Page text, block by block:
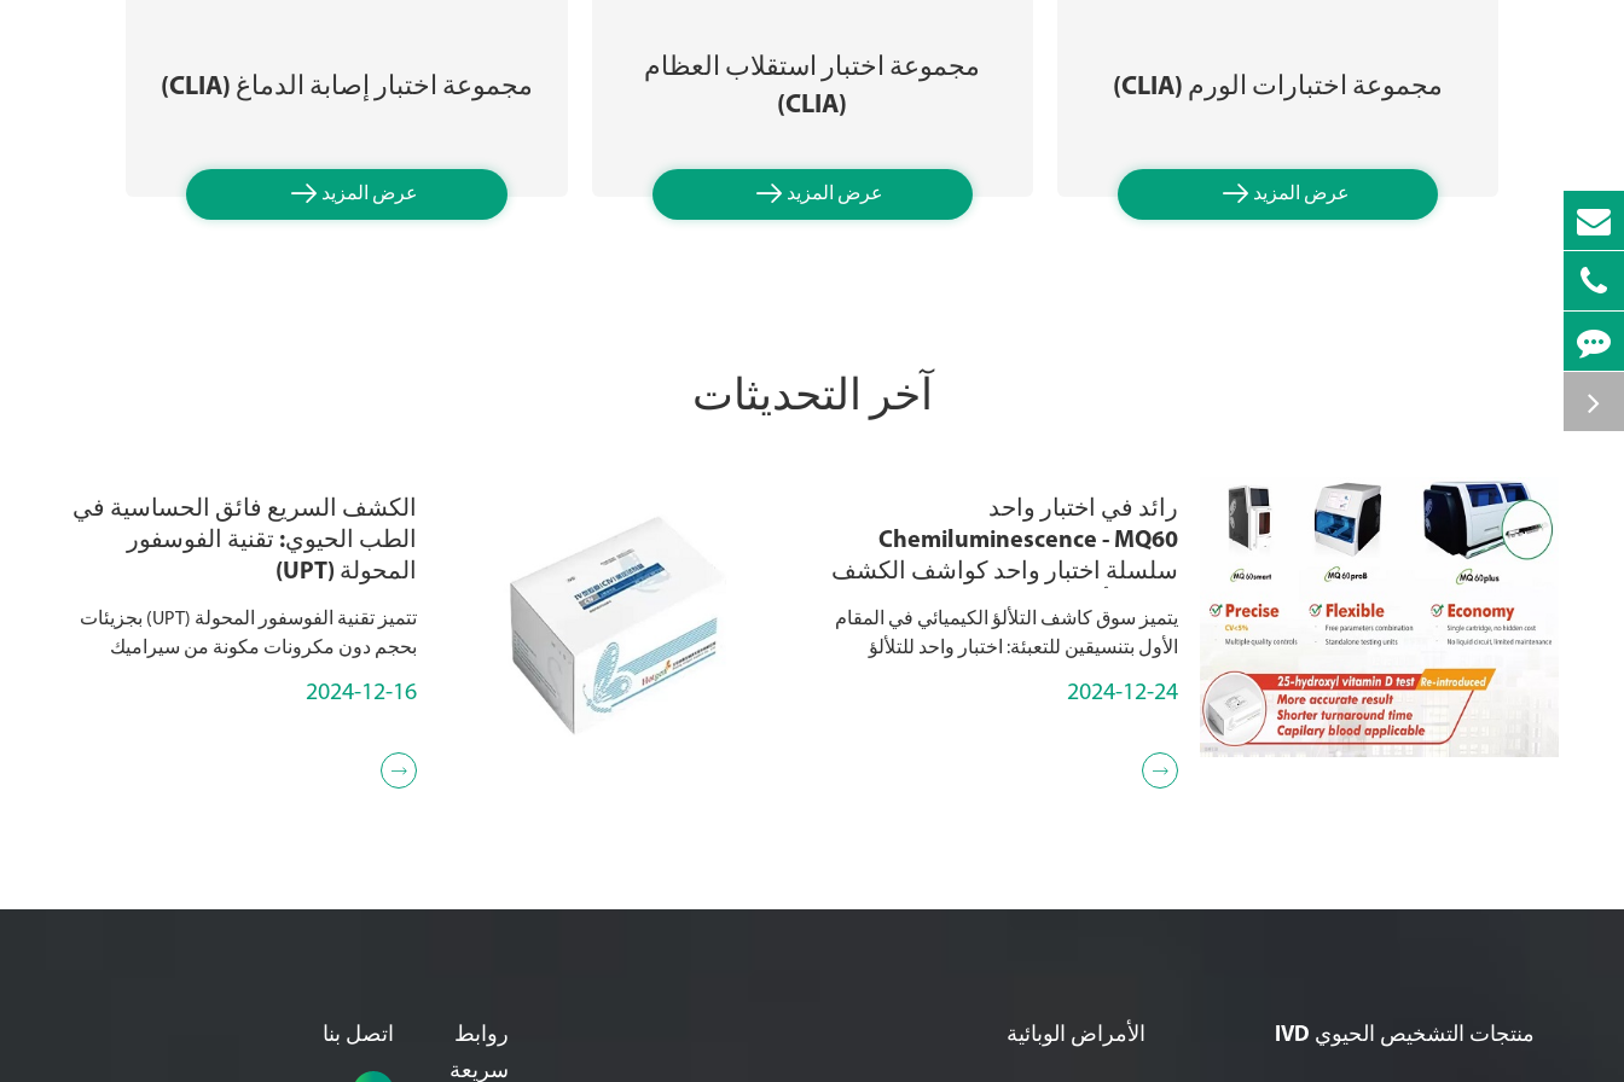
مجموعة اختبارات الورم (CLIA)
عرض المزيد 
مجموعة اختبار استقلاب العظام
(CLIA)
عرض المزيد 
مجموعة اختبار إصابة الدماغ (CLIA)
عرض المزيد 
آخر التحديثات
رائد في اختبار واحد
Chemiluminescence - MQ60
سلسلة اختبار واحد كواشف الكشف
عن التلألؤ الكيميائي
يتميز سوق كاشف التلألؤ الكيميائي في المقام
الأول بتنسيقين للتعبئة: اختبار واحد للتلألؤ
2024-12-24

الكشف السريع فائق الحساسية في
الطب الحيوي: تقنية الفوسفور
المحولة (UPT)
تتميز تقنية الفوسفور المحولة (UPT) بجزيئات
بحجم دون مكرونات مكونة من سيراميك
2024-12-16

منتجات التشخيص الحيوي IVD الأمراض الوبائية
روابط
سريعة
اتصل بنا